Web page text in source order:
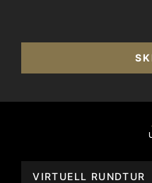
VIRTUELL RUNDTUR